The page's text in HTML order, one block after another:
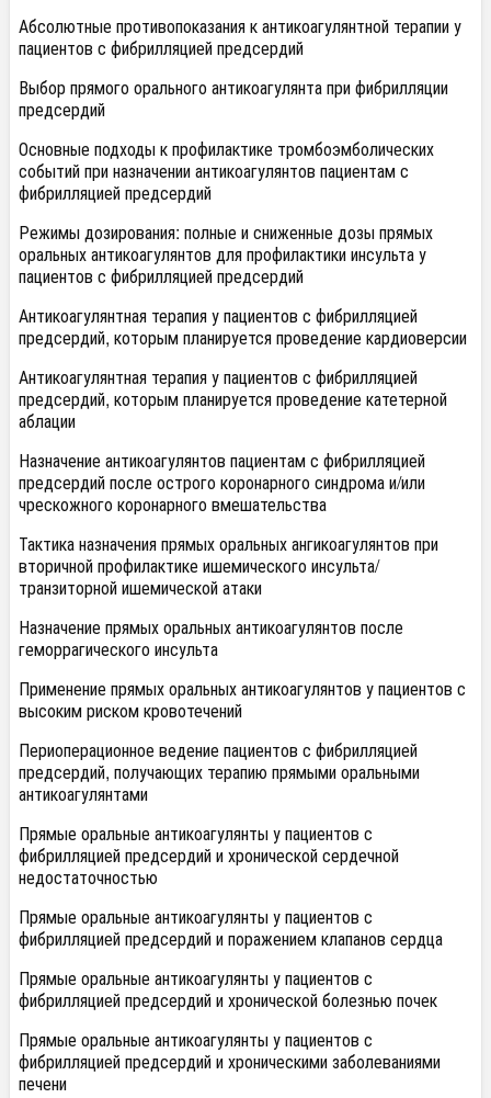
Абсолютные противопоказания к антикоагулянтной терапии у
пациентов с фибрилляцией предсердий
Выбор прямого орального антикоагулянта при фибрилляции
предсердий
Основные подходы к профилактике тромбоэмболических
событий при назначении антикоагулянтов пациентам с
фибрилляцией предсердий
Режимы дозирования: полные и сниженные дозы прямых
оральных антикоагулянтов для профилактики инсульта у
пациентов с фибрилляцией предсердий
Антикоагулянтная терапия у пациентов с фибрилляцией
предсердий, которым планируется проведение кардиоверсии
Антикоагулянтная терапия у пациентов с фибрилляцией
предсердий, которым планируется проведение катетерной
аблации
Назначение антикоагулянтов пациентам с фибрилляцией
предсердий после острого коронарного синдрома и/или
чрескожного коронарного вмешательства
Тактика назначения прямых оральных ангикоагулянтов при
вторичной профилактике ишемического инсульта/
транзиторной ишемической атаки
Назначение прямых оральных антикоагулянтов после
геморрагического инсульта
Применение прямых оральных антикоагулянтов у пациентов с
высоким риском кровотечений
Периоперационное ведение пациентов с фибрилляцией
предсердий, получающих терапию прямыми оральными
антикоагулянтами
Прямые оральные антикоагулянты у пациентов с
фибрилляцией предсердий и хронической сердечной
недостаточностью
Прямые оральные антикоагулянты у пациентов с
фибрилляцией предсердий и поражением клапанов сердца
Прямые оральные антикоагулянты у пациентов с
фибрилляцией предсердий и хронической болезнью почек
Прямые оральные антикоагулянты у пациентов с
фибрилляцией предсердий и хроническими заболеваниями
печени